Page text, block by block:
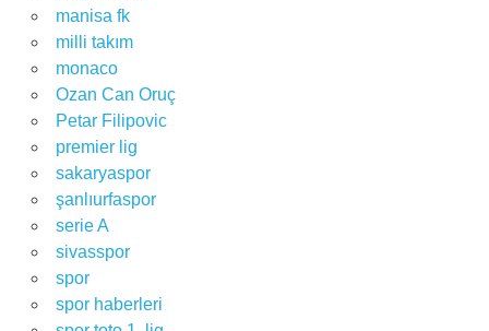
manisa fk
milli takım
monaco
Ozan Can Oruç
Petar Filipovic
premier lig
sakaryaspor
şanlıurfaspor
serie A
sivasspor
spor
spor haberleri